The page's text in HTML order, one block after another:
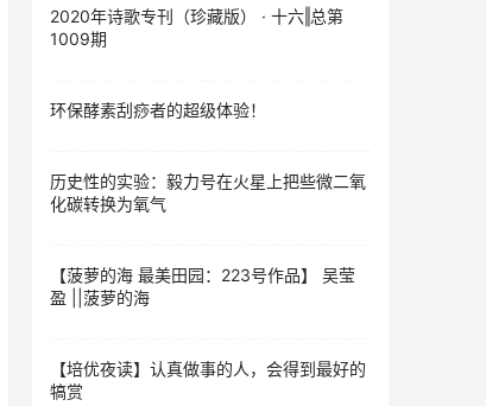
2020年诗歌专刊（珍藏版） · 十六‖总第
1009期
环保酵素刮痧者的超级体验！
历史性的实验：毅力号在火星上把些微二氧
化碳转换为氧气
【菠萝的海 最美田园：223号作品】 吴莹
盈 ||​​菠萝的海
【培优夜读】认真做事的人，会得到最好的
犒赏